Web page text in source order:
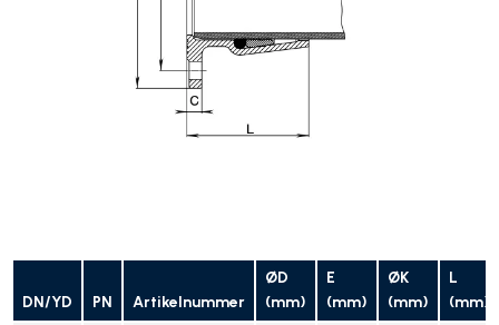
DN/YD PN Artikelnummer
ØD
(mm)
E
(mm)
ØK
(mm)
L
(mm)